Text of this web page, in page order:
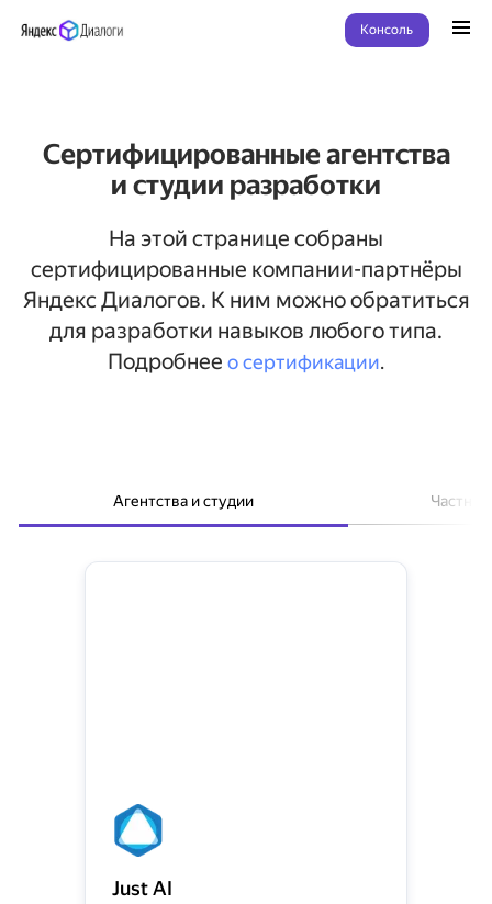
Консоль
Сертифицированные агентства
и студии разработки
На этой странице собраны
сертифицированные компании-партнёры
Яндекс Диалогов. К ним можно обратиться
для разработки навыков любого типа.
Подробнее о сертификации.
Агентства и студии
Just AI